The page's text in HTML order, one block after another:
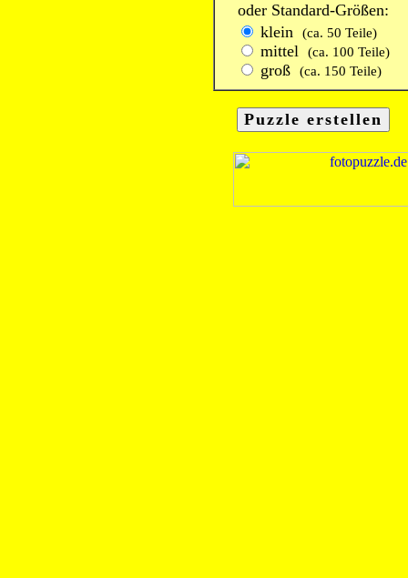
oder Standard-Größen:
klein
(ca. 50 Teile)
mittel (ca. 100 Teile)
groß (ca. 150 Teile)